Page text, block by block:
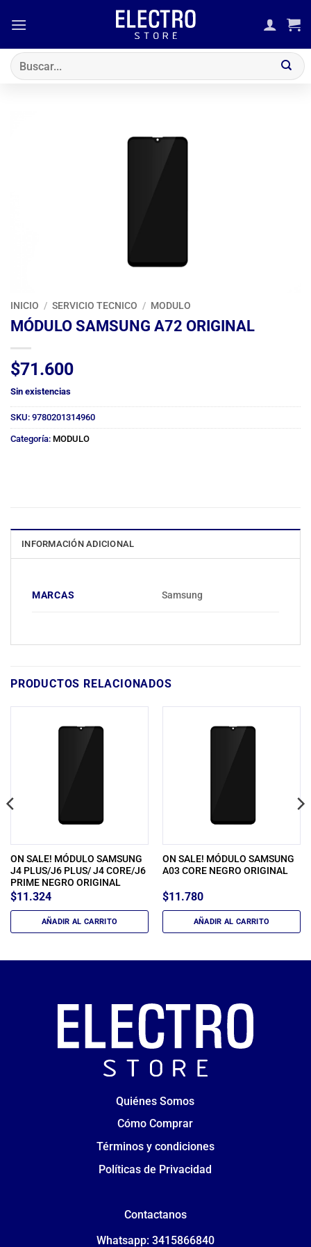
Buscar
por:
INICIO / SERVICIO TECNICO / MODULO
MÓDULO SAMSUNG A72 ORIGINAL
$71.600
Sin existencias
SKU: 9780201314960
Categoría: MODULO
INFORMACIÓN ADICIONAL
MARCAS Samsung
PRODUCTOS RELACIONADOS
ON SALE! MÓDULO SAMSUNG
J4 PLUS/J6 PLUS/ J4 CORE/J6
PRIME NEGRO ORIGINAL
$11.324
AÑADIR AL CARRITO
ON SALE! MÓDULO SAMSUNG
A03 CORE NEGRO ORIGINAL
$11.780
AÑADIR AL CARRITO
Quiénes Somos
Cómo Comprar
Términos y condiciones
Políticas de Privacidad
Contactanos
Whatsapp: 3415866840